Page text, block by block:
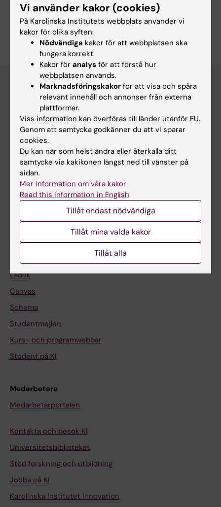
Klinisk studie [Publikationstyp]
Register
Är du Philip Curman?
Redigera din profil
Huvudmeny
Utbildning
Forskarutbildning
Forskning
Om KI
På gång
Ladok
Canvas
Schema
Studentmejlen
Kurs- och programwebbar
Student på KI
Medarbetare
Medarbetarportalen
Kontakta och besök KI
Universitetsbiblioteket
Stöd forskning och utbildning
Jobba på KI
Karolinska Institutet Innovation
Vi använder kakor (cookies)
På Karolinska Institutets webbplats använder vi
kakor för olika syften:
Nödvändiga kakor för att webbplatsen ska
fungera korrekt.
Kakor för analys för att förstå hur
webbplatsen används.
Marknadsföringskakor för att visa och spåra
relevant innehåll och annonser från externa
plattformar.
Viss information kan överföras till länder utanför EU.
Genom att samtycka godkänner du att vi sparar
cookies.
Du kan när som helst ändra eller återkalla ditt
samtycke via kakikonen längst ned till vänster på
sidan.
Mer information om våra kakor
Read this information in English
Tillåt endast nödvändiga
Tillåt mina valda kakor
Tillåt alla